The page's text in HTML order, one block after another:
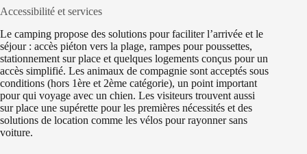
Accessibilité et services
Le camping propose des solutions pour faciliter l’arrivée et le
séjour : accès piéton vers la plage, rampes pour poussettes,
stationnement sur place et quelques logements conçus pour un
accès simplifié. Les animaux de compagnie sont acceptés sous
conditions (hors 1ère et 2ème catégorie), un point important
pour qui voyage avec un chien. Les visiteurs trouvent aussi
sur place une supérette pour les premières nécessités et des
solutions de location comme les vélos pour rayonner sans
voiture.